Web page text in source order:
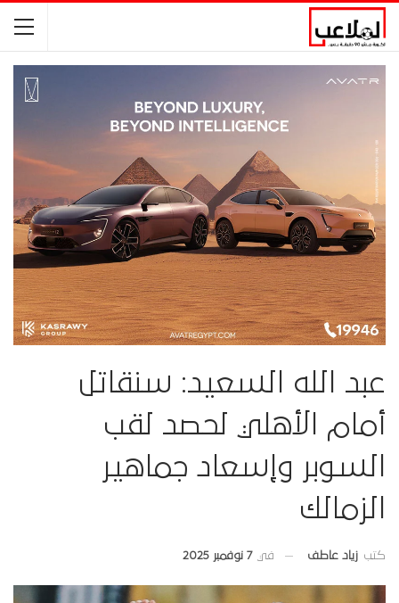
عبد الله السعيد: سنقاتل
أمام الأهلي لحصد لقب
السوبر وإسعاد جماهير
الزمالك
كتب زياد عاطف في 7 نوفمبر 2025